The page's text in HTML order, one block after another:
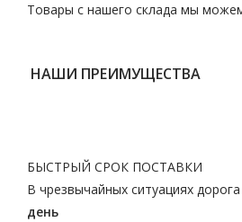
Товары с нашего склада мы
НАШИ ПРЕИМУЩЕСТВА
БЫСТРЫЙ СРОК ПОСТАВКИ
В чрезвычайных ситуациях дорога
день